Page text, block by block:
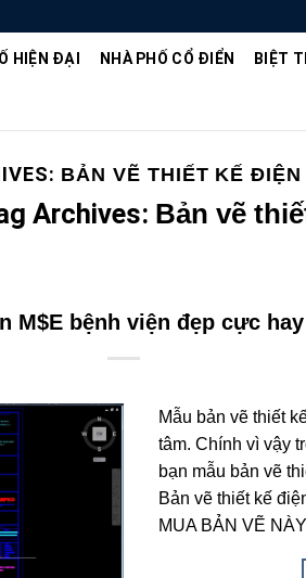
HIỆN ĐẠI NHÀ PHỐ CỔ ĐIỂN BIỆT
BẢN VẼ THIẾT KẾ ĐIỆN
Archives: Bản vẽ
M$E bệnh viện đẹp cực
Mẫu bản vẽ thiết
tâm. Chính vì vậy
bạn mẫu bản vẽ
Bản vẽ thiết kế
MUA BẢN VẼ